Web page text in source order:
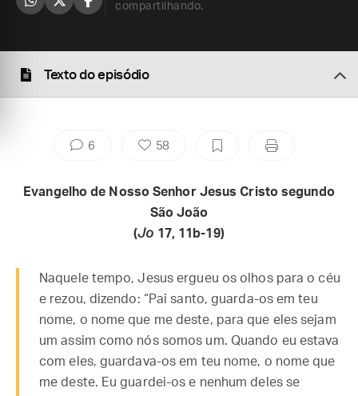
compartilhando.
Texto do episódio
6 58
Evangelho de Nosso Senhor Jesus Cristo segundo
São João
(Jo 17, 11b-19)
Naquele tempo, Jesus ergueu os olhos para o céu
e rezou, dizendo: “Pai santo, guarda-os em teu
nome, o nome que me deste, para que eles sejam
um assim como nós somos um. Quando eu estava
com eles, guardava-os em teu nome, o nome que
me deste. Eu guardei-os e nenhum deles se